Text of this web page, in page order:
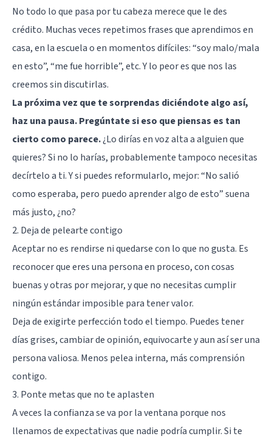
No todo lo que pasa por tu cabeza merece que le des
crédito. Muchas veces repetimos frases que aprendimos en
casa, en la escuela o en momentos difíciles: “soy malo/mala
en esto”, “me fue horrible”, etc. Y lo peor es que nos las
creemos sin discutirlas.
La próxima vez que te sorprendas diciéndote algo así,
haz una pausa. Pregúntate si eso que piensas es tan
cierto como parece.¿Lo dirías en voz alta a alguien que
quieres? Si no lo harías, probablemente tampoco necesitas
decírtelo a ti. Y si puedes reformularlo, mejor: “No salió
como esperaba, pero puedo aprender algo de esto” suena
más justo, ¿no?
2. Deja de pelearte contigo
Aceptar no es rendirse ni quedarse con lo que no gusta. Es
reconocer que eres una persona en proceso, con cosas
buenas y otras por mejorar, y que no necesitas cumplir
ningún estándar imposible para tener valor.
Deja de exigirte perfección todo el tiempo. Puedes tener
días grises, cambiar de opinión, equivocarte y aun así ser una
persona valiosa. Menos pelea interna, más comprensión
contigo.
3. Ponte metas que no te aplasten
A veces la confianza se va por la ventana porque nos
llenamos de expectativas que nadie podría cumplir. Si te